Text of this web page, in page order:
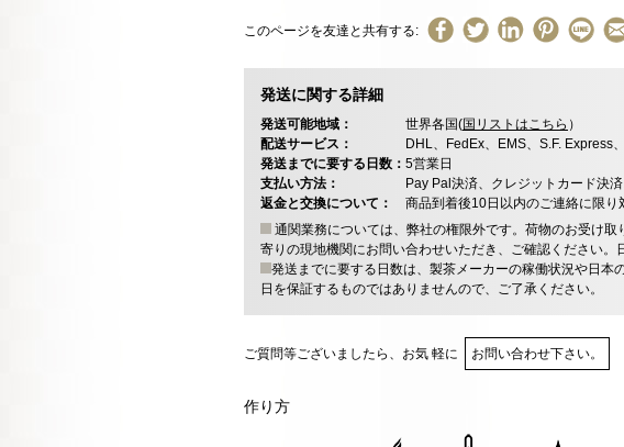
このページを友達と共有する:
発送に関する詳細
発送可能地域： 世界各国(国リストはこちら ）
配送サービス：
DHL、FedEx、EMS、S.F. Express
発送までに要する日数： 5営業日
支払い方法：
Pay Pal決済、クレジットカード決
返金と交換について：
商品到着後10日以内のご連絡に限り
通関業務については、弊社の権限外です。荷物のお受け
寄りの現地機関にお問い合わせいただき、ご確認ください。
発送までに要する日数は、製茶メーカーの稼働状況や日
日を保証するものではありませんので、ご了承ください。
ご質問等ございましたら、お気 軽に お問い合わせ下さい。
作り方